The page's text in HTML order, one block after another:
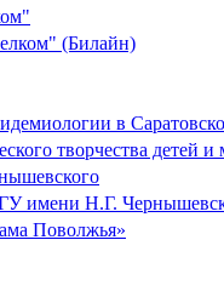
(Билайн)
в
творчества детей
имени Н.Г.
Поволжья»